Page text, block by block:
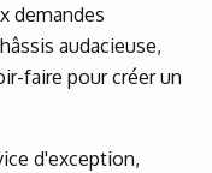
demandes
audacieuse,
faire pour créer un
d'exception,